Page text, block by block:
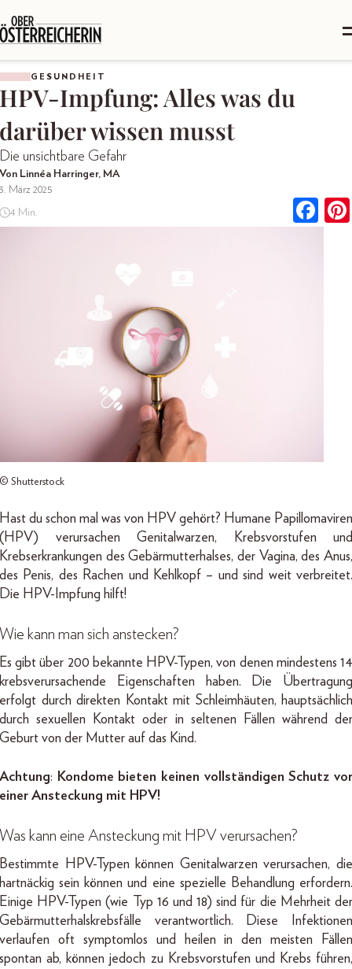
GESUNDHEIT
HPV-Impfung: Alles was du
darüber wissen musst
Die unsichtbare Gefahr
Von Linnéa Harringer, MA
3. März 2025
4 Min.
© Shutterstock
Hast du schon mal was von HPV gehört? Humane Papillomaviren
(HPV) verursachen Genitalwarzen, Krebsvorstufen und
Krebserkrankungen des Gebärmutterhalses, der Vagina, des Anus,
des Penis, des Rachen und Kehlkopf – und sind weit verbreitet.
Die HPV-Impfung hilft!
Wie kann man sich anstecken?
Es gibt über 200 bekannte HPV-Typen, von denen mindestens 14
krebsverursachende Eigenschaften haben. Die Übertragung
erfolgt durch direkten Kontakt mit Schleimhäuten, hauptsächlich
durch sexuellen Kontakt oder in seltenen Fällen während der
Geburt von der Mutter auf das Kind.
Achtung: Kondome bieten keinen vollständigen Schutz
einer Ansteckung mit HPV!
Was kann eine Ansteckung mit HPV verursachen?
Bestimmte HPV-Typen können Genitalwarzen verursachen, die
hartnäckig sein können und eine spezielle Behandlung erfordern.
Einige HPV-Typen (wie Typ 16 und 18) sind für die Mehrheit der
Gebärmutterhalskrebsfälle verantwortlich. Diese Infektionen
verlaufen oft symptomlos und heilen in den meisten Fällen
spontan ab, können jedoch zu Krebsvorstufen und Krebs führen,